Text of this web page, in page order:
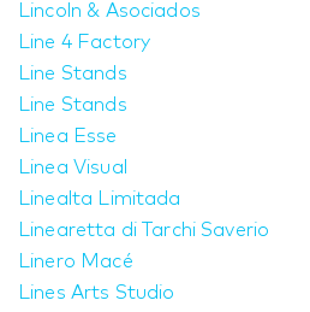
Lincoln & Asociados
Line 4 Factory
Line Stands
Line Stands
Linea Esse
Linea Visual
Linealta Limitada
Linearetta di Tarchi Saverio
Linero Macé
Lines Arts Studio